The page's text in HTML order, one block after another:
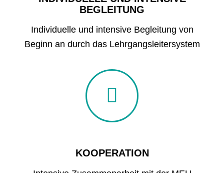
BEGLEITUNG
Individuelle und intensive Begleitung von
Beginn an durch das Lehrgangsleitersystem
KOOPERATION